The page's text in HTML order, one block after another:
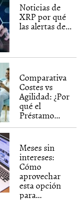
Noticias de
XRP por qué
las alertas de...
Comparativa
Costes vs
Agilidad: ¿Por
qué el
Préstamo...
Meses sin
intereses:
Cómo
aprovechar
esta opción
para...